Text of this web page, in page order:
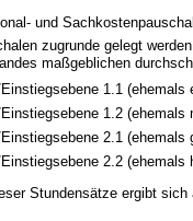
und
zugrunde gelegt
maßgeblichen
1.1 (­ehemals
1.2 (­ehemals
2.1 (­ehemals
2.2 (­ehemals
Stundensätze ergibt sich